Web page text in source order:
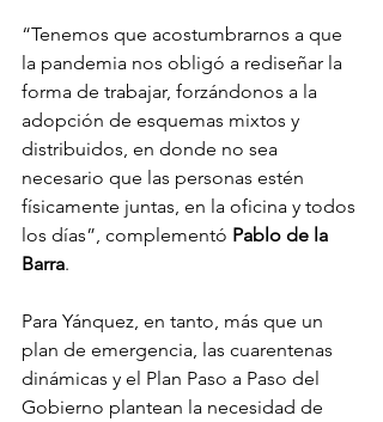
“Tenemos que acostumbrarnos a que
la pandemia nos obligó a rediseñar la
forma de trabajar, forzándonos a la
adopción de esquemas mixtos y
distribuidos, en donde no sea
necesario que las personas estén
físicamente juntas, en la oficina y todos
los días”, complementó Pablo de la
Barra.
Para Yánquez, en tanto, más que un
plan de emergencia, las cuarentenas
dinámicas y el Plan Paso a Paso del
Gobierno plantean la necesidad de